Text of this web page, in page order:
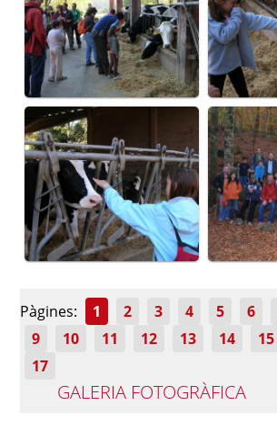
Pàgines: 1 2 3 4 5 6
9
10 11 12 13 14 15
17
GALERIA FOTOGRÀFICA